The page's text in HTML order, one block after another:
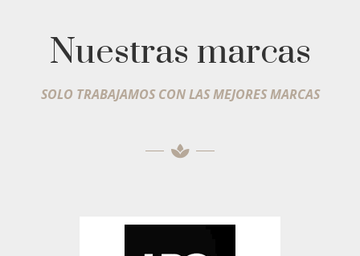
Nuestras marcas
SOLO TRABAJAMOS CON LAS MEJORES MARCAS